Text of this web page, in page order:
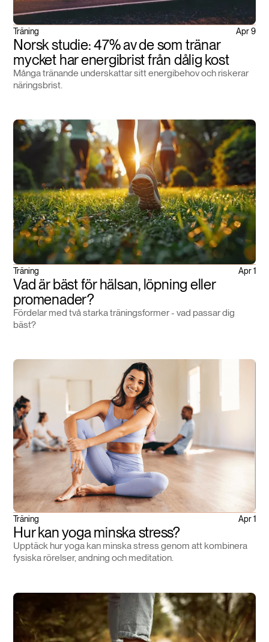
Träning Apr 9
Norsk studie: 47% av de som tränar
mycket har energibrist från dålig kost
Många tränande underskattar sitt energibehov och riskerar
näringsbrist.
Träning Apr 1
Vad är bäst för hälsan, löpning eller
promenader?
Fördelar med två starka träningsformer - vad passar dig
bäst?
Träning Apr 1
Hur kan yoga minska stress?
Upptäck hur yoga kan minska stress genom att kombinera
fysiska rörelser, andning och meditation.